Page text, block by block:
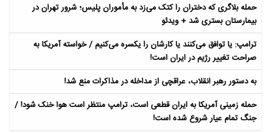
حمله بلاگری که دختران را کتک می‌زد به مأموران پلیس؛ شرور تهران در
بیمارستان بستری شد + ویدئو
ترامپ: یا توافق می‌کنند یا کارشان را یکسره می‌کنیم / خواسته آمریکا به
صراحت تغییر رژیم در ایران است!
به دستور رهبر انقلاب، عراقچی از مداخله در مذاکرات منع شد!
حمله زمینی آمریکا به ایران قطعی است، ترامپ منتظر است هوا خنک شود! /
جنگ تمام عیار شروع شده است!